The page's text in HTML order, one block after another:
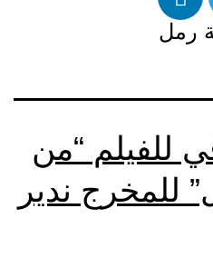
رمل
للفيلم “من
للمخرج ندير